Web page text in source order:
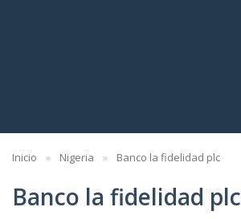
Inicio Nigeria Banco la fidelidad plc
Banco la fidelidad plc